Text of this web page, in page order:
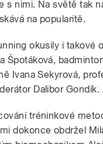
s nimi. Na světě tak
na popularitě.
okusily i takové
Špotáková,
Ivana Sekyrová,
Dalibor Gondík.
tréninkové
dokonce obdržel